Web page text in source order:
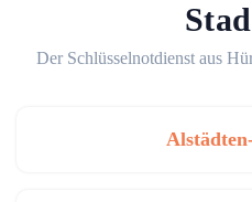
Der Schlüsselnotdienst aus